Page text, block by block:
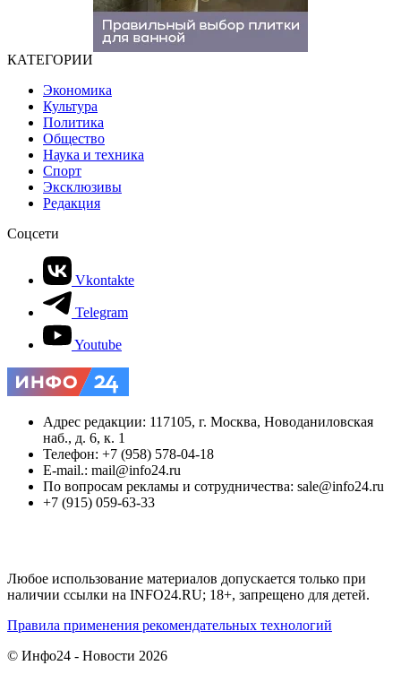
КАТЕГОРИИ
Экономика
Культура
Политика
Общество
Наука и техника
Спорт
Эксклюзивы
Редакция
Соцсети
Vkontakte
Telegram
Youtube
Адрес редакции: 117105, г. Москва, Новоданиловская
наб., д. 6, к. 1
Телефон: +7 (958) 578-04-18
E-mail.: mail@info24.ru
По вопросам рекламы и сотрудничества: sale@info24.ru
+7 (915) 059-63-33
Любое использование материалов допускается только при
наличии ссылки на INFO24.RU; 18+, запрещено для детей.
Правила применения рекомендательных технологий
© Инфо24 - Новости 2026